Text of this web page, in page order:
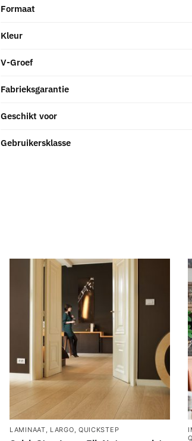
Formaat
Kleur
V-Groef
Fabrieksgarantie
Geschikt voor
Gebruikersklasse
LAMINAAT, LARGO, QUICKSTEP